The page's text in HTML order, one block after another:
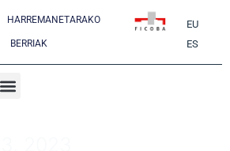
HARREMANETARAKO
BERRIAK
EU
ES